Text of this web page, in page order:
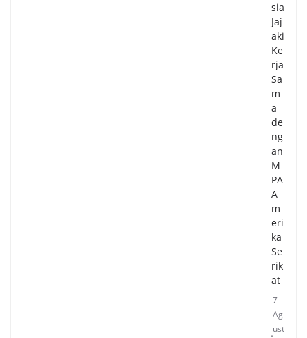
sia
Jaj
aki
Ke
rja
Sa
m
a
de
ng
an
M
PA
A
m
eri
ka
Se
rik
at
7
Ag
ust